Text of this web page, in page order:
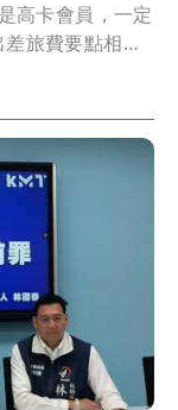
高卡會員，一定